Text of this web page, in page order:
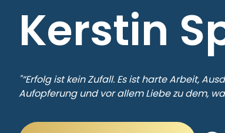
Kerstin
"“Erfolg ist kein Zufall. Es ist harte Arbeit,
Aufopferung und vor allem Liebe zu dem,